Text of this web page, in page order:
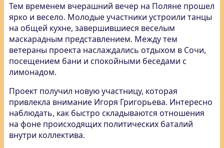
Тем временем вчерашний вечер на Поляне прошел
ярко и весело. Молодые участники устроили танцы
на общей кухне, завершившиеся веселым
маскарадным представлением. Между тем
ветераны проекта наслаждались отдыхом в Сочи,
посещением бани и спокойными беседами с
лимонадом.
Проект получил новую участницу, которая
привлекла внимание Игоря Григорьева. Интересно
наблюдать, как быстро складываются отношения
на фоне происходящих политических баталий
внутри коллектива.